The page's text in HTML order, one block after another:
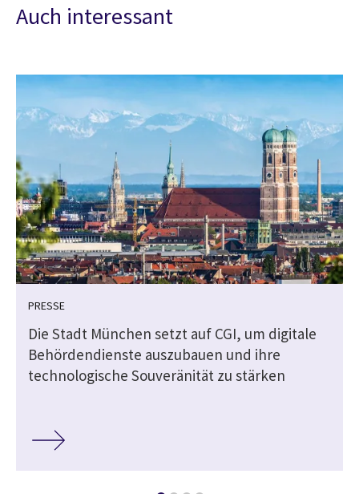
Auch interessant
PRESSE
Die Stadt München setzt auf CGI, um digitale
Behördendienste auszubauen und ihre
technologische Souveränität zu stärken